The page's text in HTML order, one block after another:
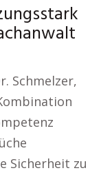
Schmelzer,
Sicherheit zu